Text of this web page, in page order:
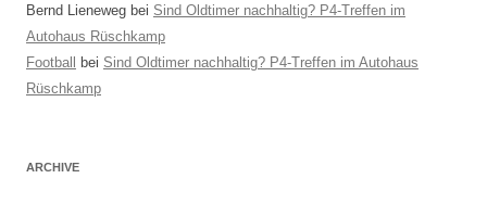
Bernd Lieneweg bei Sind Oldtimer nachhaltig? P4-Treffen im
Autohaus Rüschkamp
Football
bei Sind Oldtimer nachhaltig? P4-Treffen im Autohaus
Rüschkamp
ARCHIVE